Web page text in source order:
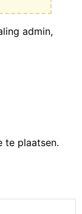
admin,
te plaatsen.